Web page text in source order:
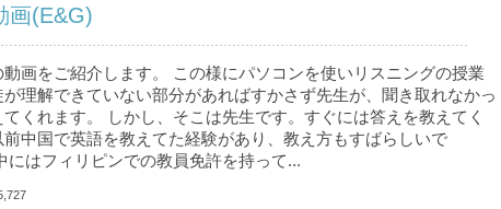
画(E&G)
画をご紹介します。 この様にパソコンを使いリスニングの授業
理解できていない部分があればすかさず先生が、聞き取れなかっ
くれます。 しかし、そこは先生です。すぐには答えを教えてく
中国で英語を教えてた経験があり、教え方もすばらしいで
にはフィリピンでの教員免許を持って...